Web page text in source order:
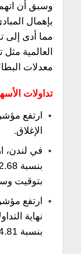
وسبق أن
بإهمال
مما أدى إلى
العالمية
معدلات
تداولات الأسهم
الإغلاق.
في لندن،
بتوقيت
نهاية
بنسبة 4.81٪.